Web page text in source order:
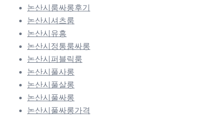
논산시룸싸롱후기
논산시셔츠룸
논산시유흥
논산시정통룸싸롱
논산시퍼블릭룸
논산시풀사롱
논산시풀살롱
논산시풀싸롱
논산시풀싸롱가격